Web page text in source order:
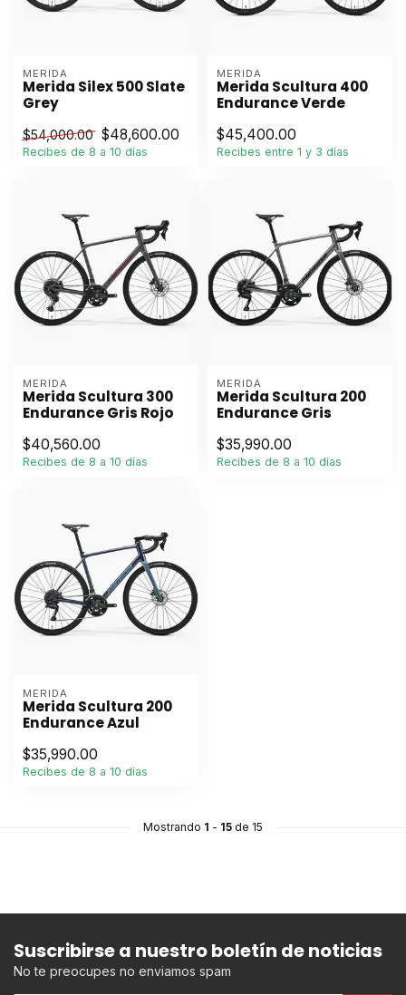
MERIDA
Merida Silex 500 Slate
Grey
$54,000.00 $48,600.00
Recibes de 8 a 10 días
MERIDA
Merida Scultura 400
Endurance Verde
$45,400.00
Recibes entre 1 y 3 días
MERIDA
Merida Scultura 300
Endurance Gris Rojo
$40,560.00
Recibes de 8 a 10 días
MERIDA
Merida Scultura 200
Endurance Gris
$35,990.00
Recibes de 8 a 10 días
MERIDA
Merida Scultura 200
Endurance Azul
$35,990.00
Recibes de 8 a 10 días
Mostrando 1 - 15 de 15
Suscribirse a nuestro boletín de noticias
No te preocupes no enviamos spam